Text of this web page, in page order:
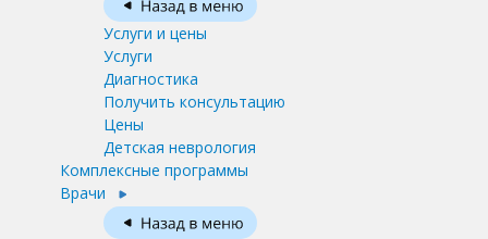
Услуги и цены
Услуги
Диагностика
Получить консультацию
Цены
Детская неврология
Комплексные программы
Врачи